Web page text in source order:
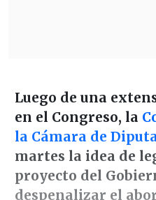
Luego de una
en el Congreso, la
la Cámara de
martes la idea de
proyecto del
despenalizar el